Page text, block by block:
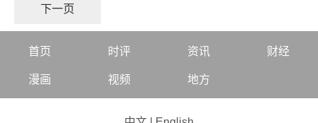
下一页
首页 时评 资讯 财经
漫画 视频 地方